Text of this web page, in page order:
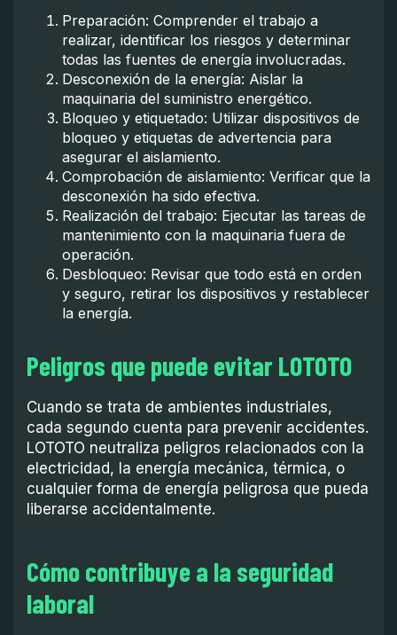
Preparación: Comprender el trabajo a
realizar, identificar los riesgos y determinar
todas las fuentes de energía involucradas.
Desconexión de la energía: Aislar la
maquinaria del suministro energético.
Bloqueo y etiquetado: Utilizar dispositivos de
bloqueo y etiquetas de advertencia para
asegurar el aislamiento.
Comprobación de aislamiento: Verificar que la
desconexión ha sido efectiva.
Realización del trabajo: Ejecutar las tareas de
mantenimiento con la maquinaria fuera de
operación.
Desbloqueo: Revisar que todo está en orden
y seguro, retirar los dispositivos y restablecer
la energía.
Peligros que puede evitar LOTOTO
Cuando se trata de ambientes industriales,
cada segundo cuenta para prevenir accidentes.
LOTOTO neutraliza peligros relacionados con la
electricidad, la energía mecánica, térmica, o
cualquier forma de energía peligrosa que pueda
liberarse accidentalmente.
Cómo contribuye a la seguridad
laboral